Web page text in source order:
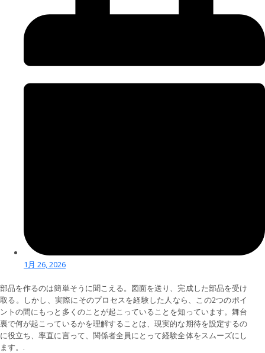
1月 26, 2026
部品を作るのは簡単そうに聞こえる。図面を送り、完成した部品を受け
取る。しかし、実際にそのプロセスを経験した人なら、この2つのポイ
ントの間にもっと多くのことが起こっていることを知っています。舞台
裏で何が起こっているかを理解することは、現実的な期待を設定するの
に役立ち、率直に言って、関係者全員にとって経験全体をスムーズにし
ます。.